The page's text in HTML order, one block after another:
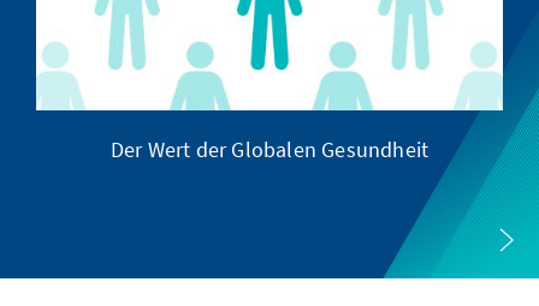
Der Wert der Globalen Gesundheit